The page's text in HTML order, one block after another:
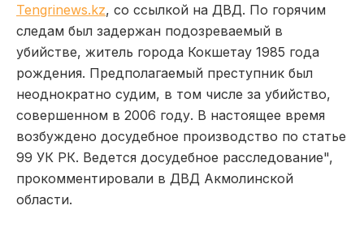
Tengrinews.kz, со ссылкой на ДВД. По горячим
следам был задержан подозреваемый в
убийстве, житель города Кокшетау 1985 года
рождения. Предполагаемый преступник был
неоднократно судим, в том числе за убийство,
совершенном в 2006 году. В настоящее время
возбуждено досудебное производство по статье
99 УК РК. Ведется досудебное расследование",
прокомментировали в ДВД Акмолинской
области.